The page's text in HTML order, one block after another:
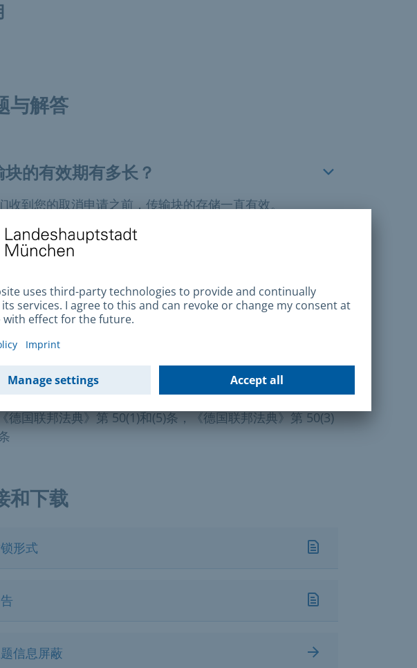
与解答
块的有效期有多长？
收到您的取消申请之前，传输块的存储一直有效。
依据
国联邦法典》第 42(3)条，《德国联邦法典》第 50(2)和(5)
德国联邦法典》第 50(1)和(5)条，《德国联邦法典》第 50(3)
和下载
形式
信息屏蔽